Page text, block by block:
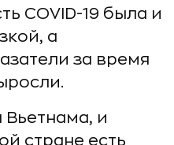
COVID-19 была и
а
за время
Вьетнама, и
стране есть